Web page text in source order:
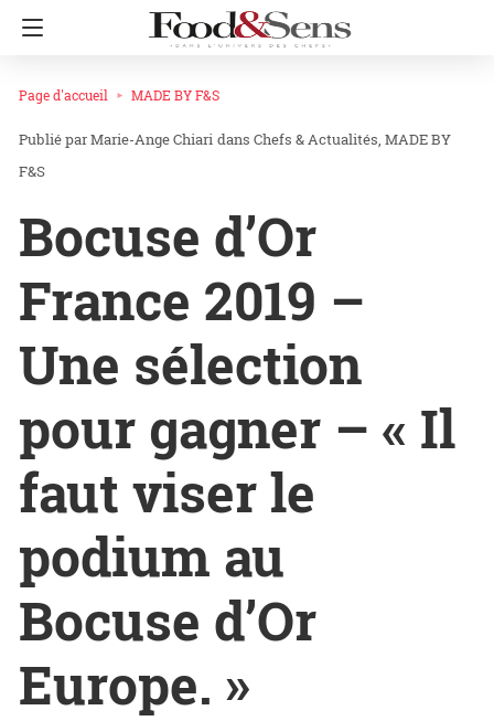
Page d'accueil MADE BY F&S
Marie-Ange Chiari dans Chefs & Actualités MADE BY
F&S
Bocuse d’Or
France 2019 –
Une sélection
pour gagner – « Il
faut viser le
podium au
Bocuse d’Or
Europe. »